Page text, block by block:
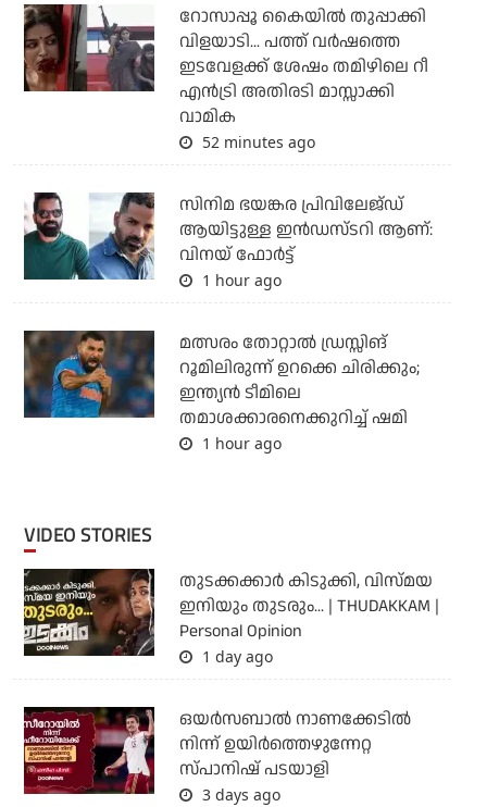
റോസാപ്പൂ കൈയില്‍ തുപ്പാക്കി
വിളയാടി... പത്ത് വര്‍ഷത്തെ
ഇടവേളക്ക് ശേഷം തമിഴിലെ റീ
എന്‍ട്രി അതിരടി മാസ്സാക്കി
വാമിക
52 minutes ago
സിനിമ ഭയങ്കര പ്രിവിലേജ്ഡ്
ആയിട്ടുള്ള ഇൻഡസ്ടറി ആണ്:
വിനയ് ഫോർട്ട്
1 hour ago
മത്സരം തോറ്റാല്‍ ഡ്രസ്സിങ്
റൂമിലിരുന്ന് ഉറക്കെ ചിരിക്കും;
ഇന്ത്യന്‍ ടീമിലെ
തമാശക്കാരനെക്കുറിച്ച് ഷമി
1 hour ago
VIDEO STORIES
തുടക്കക്കാര്‍ കിടുക്കി, വിസ്മയ
ഇനിയും തുടരും... | THUDAKKAM |
Personal Opinion
1 day ago
ഒയര്‍സബാൽ നാണക്കേടിൽ
നിന്ന് ഉയിർത്തെഴുന്നേറ്റ
സ്പാനിഷ് പടയാളി
3 days ago